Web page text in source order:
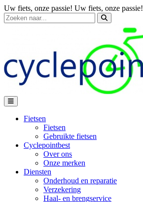
Uw fiets, onze passie! Uw fiets, onze passie!
Fietsen
Fietsen
Gebruikte fietsen
Cyclepointbest
Over ons
Onze merken
Diensten
Onderhoud en reparatie
Verzekering
Haal- en brengservice